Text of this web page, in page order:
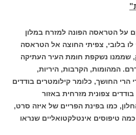
על הטראסה הפונה למזרח במלון
בלובי, צפיתי החוצה אל הטראסה
שממנו נשקפת חומת העיר העתיקה
המהומות, הקרבות, היריות,
הרי החושך, כלומר קילומטרים בודדים
צפונית מזרחית באזור
כמו בפינת הפריים של איזה סרט,
טיפוסים אינטלקטואליים שנראו